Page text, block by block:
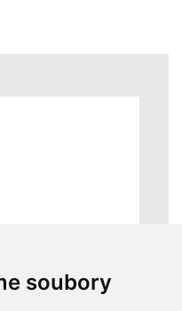
soubory